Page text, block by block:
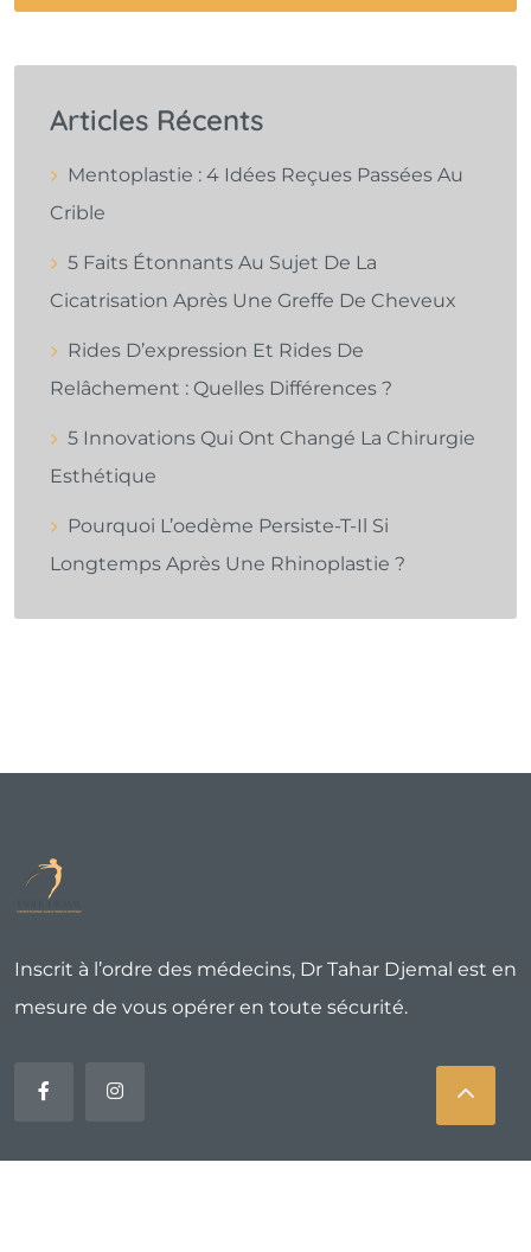
Articles Récents
Mentoplastie : 4 Idées Reçues Passées Au
Crible
5 Faits Étonnants Au Sujet De La
Cicatrisation Après Une Greffe De Cheveux
Rides D’expression Et Rides De
Relâchement : Quelles Différences ?
5 Innovations Qui Ont Changé La Chirurgie
Esthétique
Pourquoi L’oedème Persiste-T-Il Si
Longtemps Après Une Rhinoplastie ?
Inscrit à l’ordre des médecins, Dr Tahar Djemal est en
mesure de vous opérer en toute sécurité.